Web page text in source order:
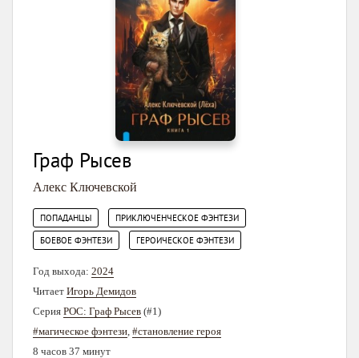
Граф Рысев
Алекс Ключевской
ПОПАДАНЦЫ ПРИКЛЮЧЕНЧЕСКОЕ ФЭНТЕЗИ
БОЕВОЕ ФЭНТЕЗИ ГЕРОИЧЕСКОЕ ФЭНТЕЗИ
Год выхода: 2024
Читает Игорь Демидов
Серия РОС: Граф Рысев (#1)
#магическое фэнтези #становление героя
8 часов 37 минут